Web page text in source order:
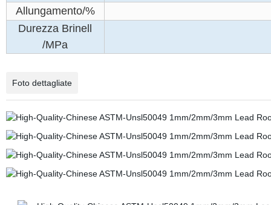
Allungamento/%
Durezza Brinell
/MPa
Foto dettagliate